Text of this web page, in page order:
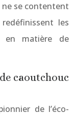
ne se contentent
les
en matière de
caoutchouc
de l’éco-